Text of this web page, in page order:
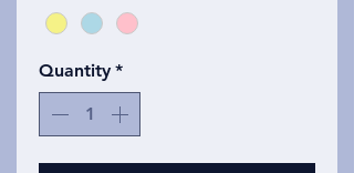
Quantity *